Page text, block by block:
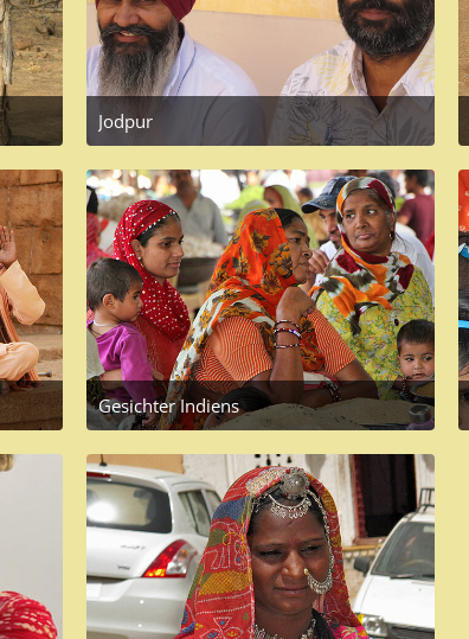
Jodpur
June 26, 2016 at 5:37 PM
Gesichter Indiens
June 7, 2016 at 10:14 AM